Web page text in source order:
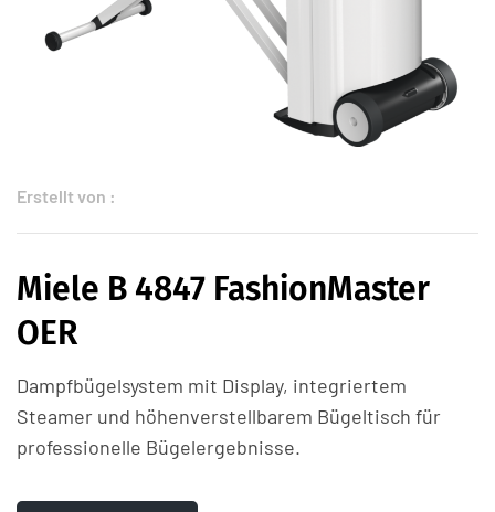
Erstellt von :
Miele B 4847 FashionMaster
OER
Dampfbügelsystem mit Display, integriertem
Steamer und höhenverstellbarem Bügeltisch für
professionelle Bügelergebnisse.